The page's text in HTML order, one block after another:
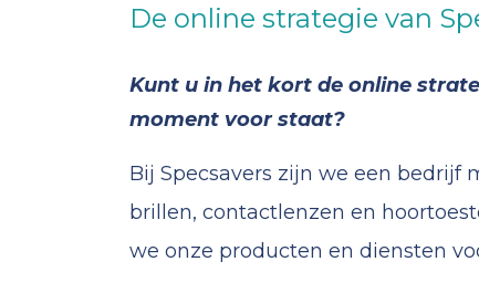
De online strategie van
Kunt u in het kort de online
moment voor staat?
Bij Specsavers zijn we een bedrijf
brillen, contactlenzen en
we onze producten en diensten